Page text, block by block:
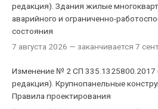
редакция). Здания жилые
аварийного и ограниченно-
состояния
7 августа 2026 — заканчивается 7
Изменение № 2 СП 335.1325800.2017
редакция). Крупнопанельные
Правила проектирования